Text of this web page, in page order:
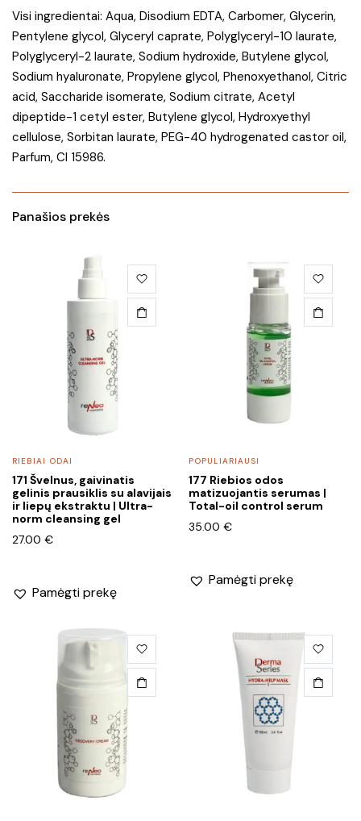
Visi ingredientai: Aqua, Disodium EDTA, Carbomer, Glycerin,
Pentylene glycol, Glyceryl caprate, Polyglyceryl-10 laurate,
Polyglyceryl-2 laurate, Sodium hydroxide, Butylene glycol,
Sodium hyaluronate, Propylene glycol, Phenoxyethanol, Citric
acid, Saccharide isomerate, Sodium citrate, Acetyl
dipeptide-1 cetyl ester, Butylene glycol, Hydroxyethyl
cellulose, Sorbitan laurate, PEG-40 hydrogenated castor oil,
Parfum, CI 15986.
Panašios prekės
RIEBIAI ODAI
171 Švelnus, gaivinatis
gelinis prausiklis su alavijais
ir liepų ekstraktu | Ultra-
norm cleansing gel
27.00 €
Pamėgti prekę
POPULIARIAUSI
177 Riebios odos
matizuojantis serumas |
Total-oil control serum
35.00 €
Pamėgti prekę